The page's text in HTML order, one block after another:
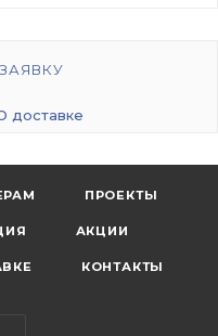
доставке
ПРОЕКТЫ
АКЦИИ
КОНТАКТЫ